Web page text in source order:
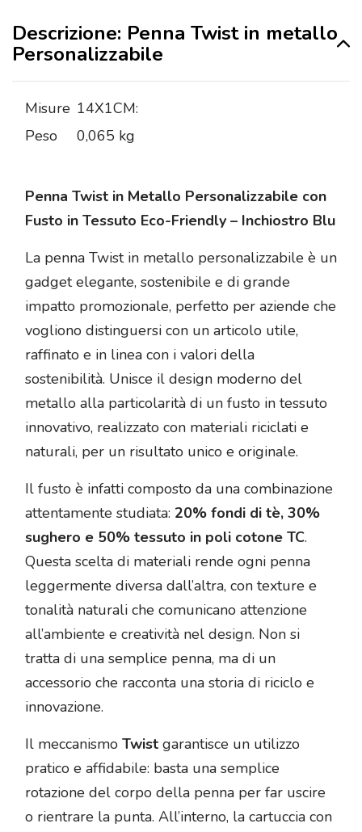
Descrizione: Penna Twist in metallo
Personalizzabile
Misure 14X1CM:
Peso
0,065 kg
Penna Twist in Metallo Personalizzabile con
Fusto in Tessuto Eco-Friendly – Inchiostro Blu
La penna Twist in metallo personalizzabile è un
gadget elegante, sostenibile e di grande
impatto promozionale, perfetto per aziende che
vogliono distinguersi con un articolo utile,
raffinato e in linea con i valori della
sostenibilità. Unisce il design moderno del
metallo alla particolarità di un fusto in tessuto
innovativo, realizzato con materiali riciclati e
naturali, per un risultato unico e originale.
Il fusto è infatti composto da una combinazione
attentamente studiata: 20% fondi di tè, 30%
sughero e 50% tessuto in poli cotone TC.
Questa scelta di materiali rende ogni penna
leggermente diversa dall’altra, con texture e
tonalità naturali che comunicano attenzione
all’ambiente e creatività nel design. Non si
tratta di una semplice penna, ma di un
accessorio che racconta una storia di riciclo e
innovazione.
Il meccanismo Twist garantisce un utilizzo
pratico e affidabile: basta una semplice
rotazione del corpo della penna per far uscire
o rientrare la punta. All’interno, la cartuccia con